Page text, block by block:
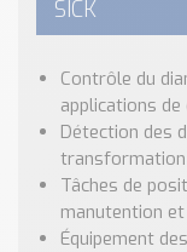
SICK
Contrôle du
applications
Détection des
transformation
Tâches de
manutention
Équipement